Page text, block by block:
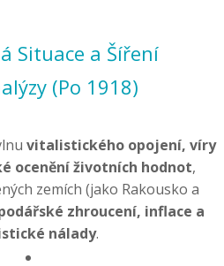
Situace a Šíření
(Po 1918)
vitalistického opojení, víry
ocenění životních hodnot,
zemích (jako Rakousko a
zhroucení, inflace a
nálady.